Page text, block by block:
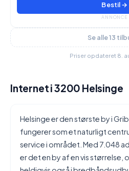
Bestil →
ANNONCE
Se alle 13
Priser opdateret 8.
Internet i 3200 Helsinge
Helsinge er den største by i
fungerer som et naturligt
service i området. Med 7.048
er det en by af en vis størrelse,